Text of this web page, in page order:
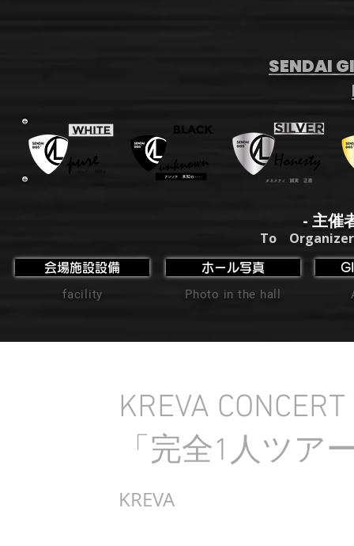
SENDAI
- 主催
To
会場施設設備
facility
ホール写真
Photo in the hall
KREVA
「完全1人ツア
KREVA